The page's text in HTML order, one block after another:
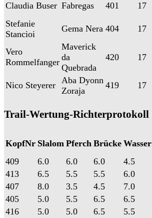
Claudia Buser Fabregas 401 17
Stefanie
Stancioi
Gema Nera 404 17
Vero
Rommelfanger
Maverick
da
Quebrada
420 17
Nico Steyerer Aba Dyonn
Zoraja
419 17
Trail-Wertung-Richterprotokoll
KopfNr Slalom Pferch Brücke Wasser
409
6.0 6.0 6.0 4.5
413
6.5 5.5 5.5 6.0
407
8.0 3.5 4.5 7.0
405
5.0 5.5 6.5 6.5
416
5.0 5.0 6.5 5.5